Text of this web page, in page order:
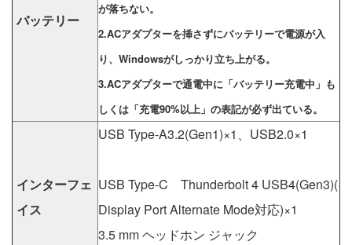
バッテリー
が落ちない。
2.ACアダプターを挿さずにバッテリーで電源が入
り、Windowsがしっかり立ち上がる。
3.ACアダプターで通電中に「バッテリー充電中」も
しくは「充電90%以上」の表記が必ず出ている。
インターフェ
イス
USB Type-A3.2(Gen1)×1、USB2.0×1
USB Type-C Thunderbolt 4 USB4(Gen3)(
Display Port Alternate Mode対応)×1
3.5 mm ヘッドホン ジャック